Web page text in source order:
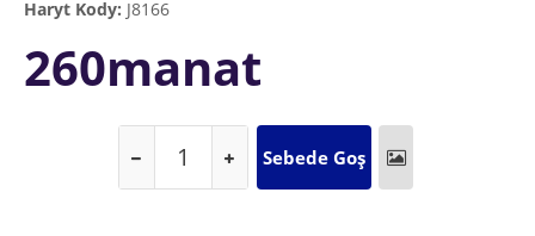
Haryt Kody: J8166
260manat